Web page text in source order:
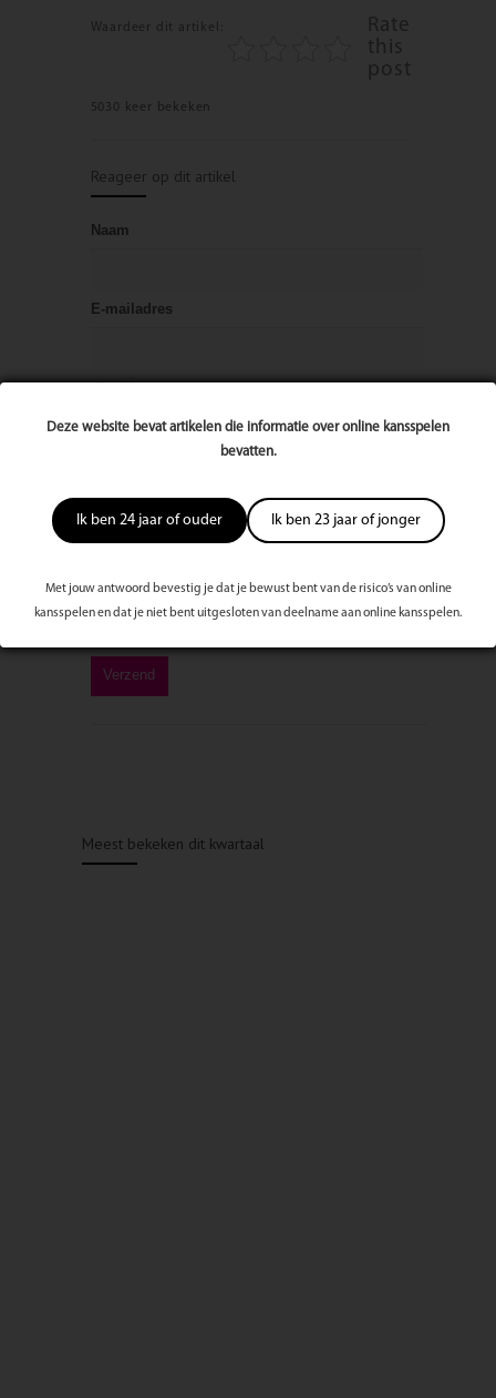
Deze website bevat artikelen die informatie over online kansspelen
bevatten.
Ik ben 24 jaar of ouder Ik ben 23 jaar of jonger
Met jouw antwoord bevestig je dat je bewust bent van de risico’s van online
kansspelen en dat je niet bent uitgesloten van deelname aan online kansspelen.
Waardeer dit artikel:
Rate
this
post
5030 keer bekeken
Reageer op dit artikel
Naam
E-mailadres
Bericht
Meest bekeken dit kwartaal